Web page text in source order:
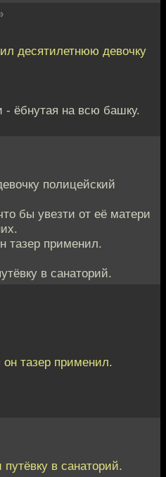
десятилетнюю девочку
- ёбнутая на всю башку.
полицейский
бы увезти от её матери
тазер применил.
в санаторий.
тазер применил.
в санаторий.